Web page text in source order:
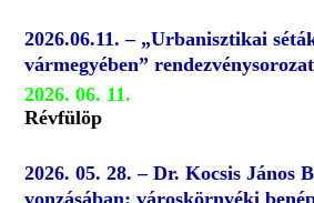
2026.06.11. – „Urbanisztikai
vármegyében”
2026. 06. 11.
Révfülöp
2026. 05. 28. – Dr. Kocsis János
vonzásában: városkörnyéki